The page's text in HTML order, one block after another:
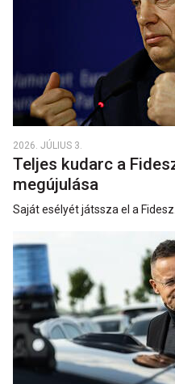
2026. JÚLIUS 3.
Teljes kudarc a
megújulása
Saját esélyét játssza el a Fidesz.